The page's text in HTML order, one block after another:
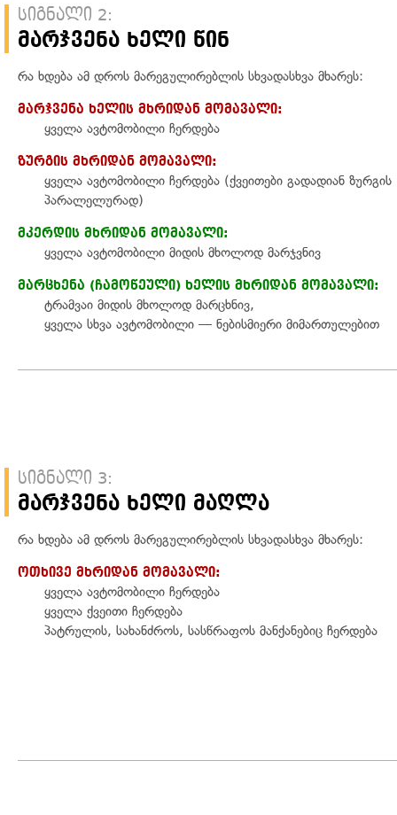
სიგნალი 2:
მარჯვენა ხელი წინ
რა ხდება ამ დროს მარეგულირებლის სხვადასხვა მხარეს:
მარჯვენა ხელის მხრიდან მომავალი:
ყველა ავტომობილი ჩერდება
ზურგის მხრიდან მომავალი:
ყველა ავტომობილი ჩერდება (ქვეითები გადადიან ზურგის
პარალელურად)
მკერდის მხრიდან მომავალი:
ყველა ავტომობილი მიდის მხოლოდ მარჯვნივ
მარცხენა (ჩამოწეული) ხელის მხრიდან მომავალი:
ტრამვაი მიდის მხოლოდ მარცხნივ,
ყველა სხვა ავტომობილი — ნებისმიერი მიმართულებით
სიგნალი 3:
მარჯვენა ხელი მაღლა
რა ხდება ამ დროს მარეგულირებლის სხვადასხვა მხარეს:
ოთხივე მხრიდან მომავალი:
ყველა ავტომობილი ჩერდება
ყველა ქვეითი ჩერდება
პატრულის, სახანძროს, სასწრაფოს მანქანებიც ჩერდება